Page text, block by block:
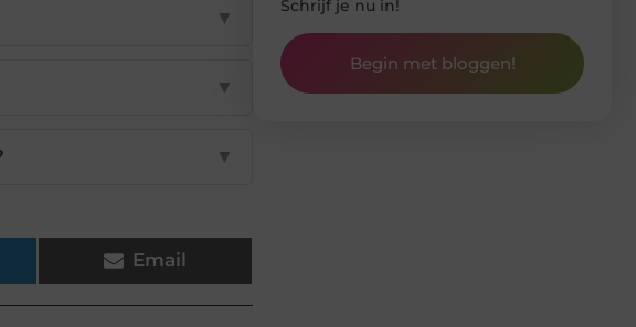
▼
▼
▼
Email
Schrijf je nu in!
Begin met bloggen!